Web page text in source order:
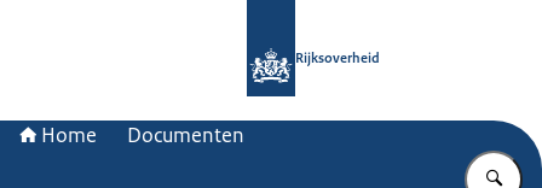
Rijksoverheid
Home Documenten